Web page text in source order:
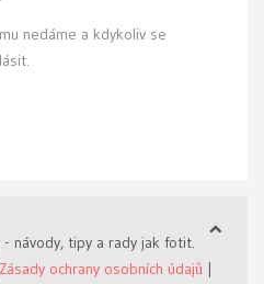
nedáme a kdykoliv se
návody, tipy a rady jak fotit.
Zásady ochrany osobních údajů|